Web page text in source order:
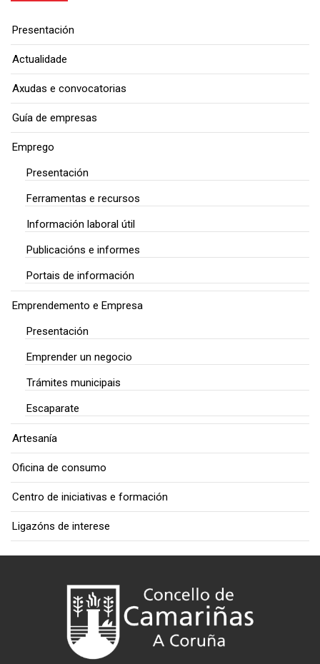
Presentación
Actualidade
Axudas e convocatorias
Guía de empresas
Emprego
Presentación
Ferramentas e recursos
Información laboral útil
Publicacións e informes
Portais de información
Emprendemento e Empresa
Presentación
Emprender un negocio
Trámites municipais
Escaparate
Artesanía
Oficina de consumo
Centro de iniciativas e formación
Ligazóns de interese